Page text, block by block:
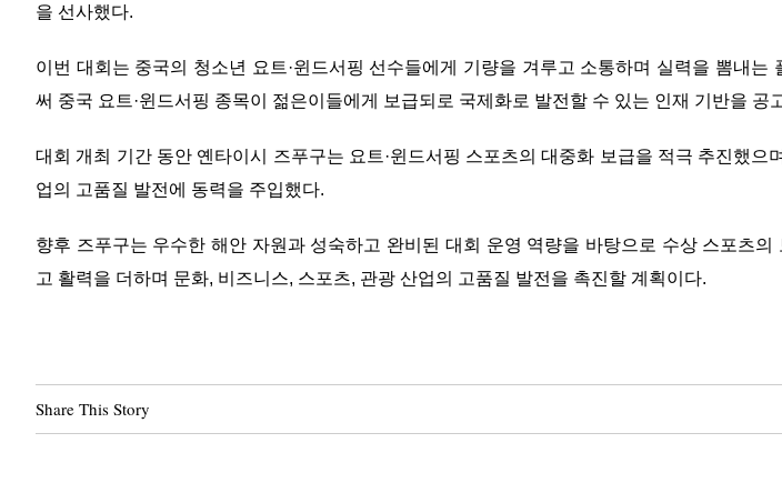
을 선사했다.
이번 대회는 중국의 청소년 요트·윈드서핑 선수들에게 기량을 겨루고 소통하며 실력을 뽐내
써 중국 요트·윈드서핑 종목이 젊은이들에게 보급되로 국제화로 발전할 수 있는 인재 기반을 공
대회 개최 기간 동안 옌타이시 즈푸구는 요트·윈드서핑 스포츠의 대중화 보급을 적극 추진했
업의 고품질 발전에 동력을 주입했다.
향후 즈푸구는 우수한 해안 자원과 성숙하고 완비된 대회 운영 역량을 바탕으로 수상 스포츠
고 활력을 더하며 문화, 비즈니스, 스포츠, 관광 산업의 고품질 발전을 촉진할 계획이다.
Share This Story